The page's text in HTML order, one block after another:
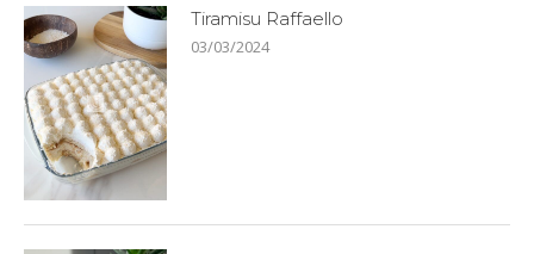
Tiramisu Raffaello
03/03/2024